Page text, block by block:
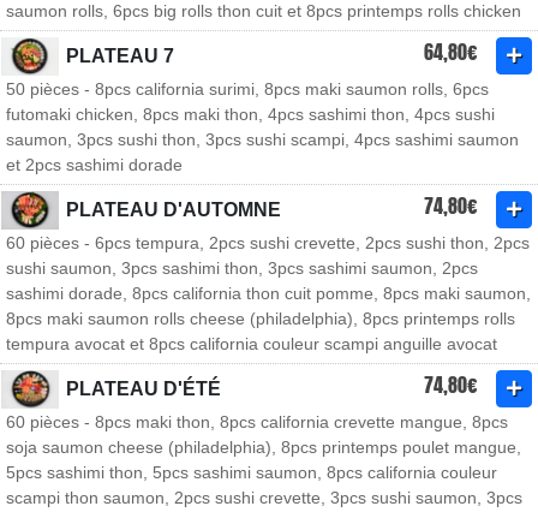
saumon rolls, 6pcs big rolls thon cuit et 8pcs printemps rolls chicken
PLATEAU 7 64,80€
50 pièces - 8pcs california surimi, 8pcs maki saumon rolls, 6pcs
futomaki chicken, 8pcs maki thon, 4pcs sashimi thon, 4pcs sushi
saumon, 3pcs sushi thon, 3pcs sushi scampi, 4pcs sashimi saumon
et 2pcs sashimi dorade
PLATEAU D'AUTOMNE 74,80€
60 pièces - 6pcs tempura, 2pcs sushi crevette, 2pcs sushi thon, 2pcs
sushi saumon, 3pcs sashimi thon, 3pcs sashimi saumon, 2pcs
sashimi dorade, 8pcs california thon cuit pomme, 8pcs maki saumon,
8pcs maki saumon rolls cheese (philadelphia), 8pcs printemps rolls
tempura avocat et 8pcs california couleur scampi anguille avocat
PLATEAU D'ÉTÉ 74,80€
60 pièces - 8pcs maki thon, 8pcs california crevette mangue, 8pcs
soja saumon cheese (philadelphia), 8pcs printemps poulet mangue,
5pcs sashimi thon, 5pcs sashimi saumon, 8pcs california couleur
scampi thon saumon, 2pcs sushi crevette, 3pcs sushi saumon, 3pcs